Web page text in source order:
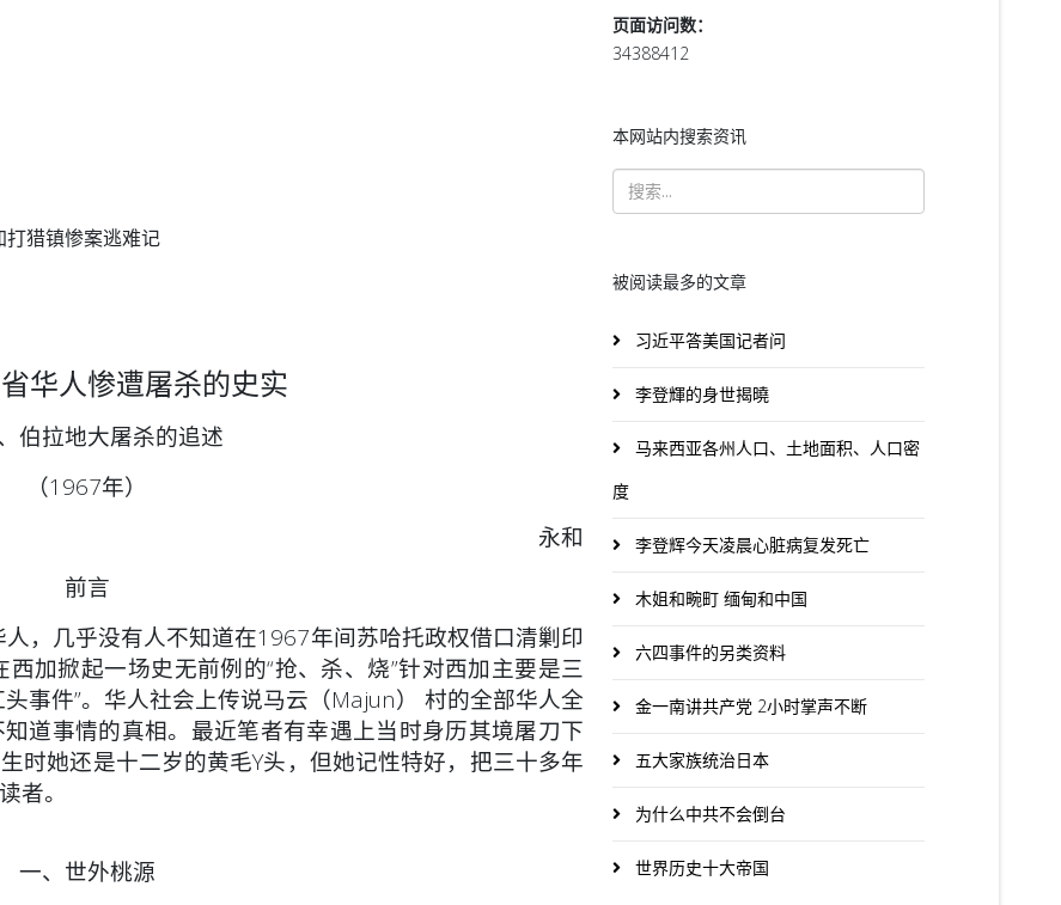
猎镇惨案逃难记
华人惨遭屠杀的史实
伯拉地大屠杀的追述
（1967年）
永和
前言
，几乎没有人不知道在1967年间苏哈托政权借口清剿印
加掀起一场史无前例的“抢、杀、烧”针对西加主要是三
事件”。华人社会上传说马云（Majun） 村的全部华人全
道事情的真相。最近笔者有幸遇上当时身历其境屠刀下
时她还是十二岁的黄毛Y头，但她记性特好，把三十多年
者。
一、世外桃源
页面访问数：
34388412
本网站内搜索资讯
被阅读最多的文章
习近平答美国记者问
李登輝的身世揭曉
马来西亚各州人口、土地面积、人口密
度
李登辉今天凌晨心脏病复发死亡
木姐和畹町 缅甸和中国
六四事件的另类资料
金一南讲共产党 2小时掌声不断
五大家族统治日本
为什么中共不会倒台
世界历史十大帝国